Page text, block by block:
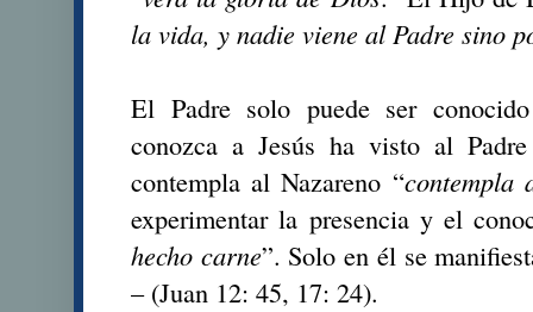
la vida, y nadie viene al Padre sino
El Padre solo puede ser
conozca a Jesús ha visto al
contempla al Nazareno “contempla
experimentar la presencia y el
hecho carne”. Solo en él se
– (Juan 12: 45, 17: 24).